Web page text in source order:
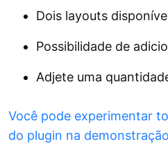
Dois layouts
Possibilidade de
Adjete uma
Você pode experimentar
do plugin na